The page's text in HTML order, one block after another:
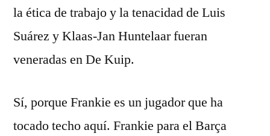
la ética de trabajo y la tenacidad de Luis
Suárez y Klaas-Jan Huntelaar fueran
veneradas en De Kuip.
Sí, porque Frankie es un jugador que ha
tocado techo aquí. Frankie para el Barça